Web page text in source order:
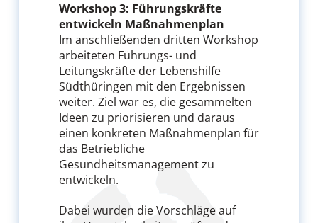
Workshop 3: Führungskräfte
entwickeln Maßnahmenplan
Im anschließenden dritten Workshop
arbeiteten Führungs- und
Leitungskräfte der Lebenshilfe
Südthüringen mit den Ergebnissen
weiter. Ziel war es, die gesammelten
Ideen zu priorisieren und daraus
einen konkreten Maßnahmenplan für
das Betriebliche
Gesundheitsmanagement zu
entwickeln.
Dabei wurden die Vorschläge auf